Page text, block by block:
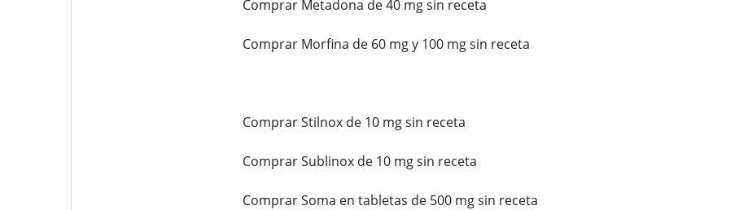
Comprar Metadona de 40 mg sin receta
Comprar Morfina de 60 mg y 100 mg sin receta
Comprar Stilnox de 10 mg sin receta
Comprar Sublinox de 10 mg sin receta
Comprar Soma en tabletas de 500 mg sin receta